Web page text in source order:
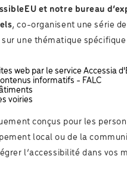
et notre bureau
, co-organisent une série de
une thématique spécifique
web par le service Accessia
informatifs - FALC
voiries
conçus pour les
local ou de la
l’accessibilité dans vos